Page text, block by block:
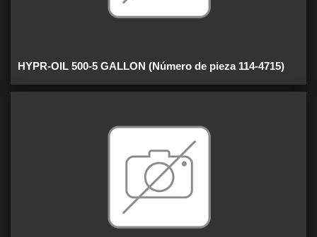
HYPR-OIL 500-5 GALLON (Número de pieza 114-4715)